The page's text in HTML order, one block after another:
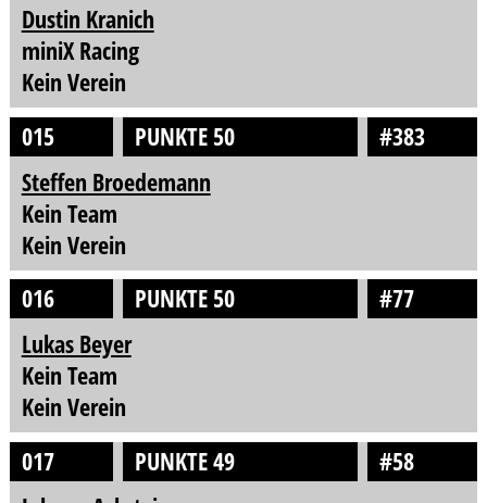
Dustin Kranich
miniX Racing
Kein Verein
015
PUNKTE 50
#383
Steffen Broedemann
Kein Team
Kein Verein
016
PUNKTE 50
#77
Lukas Beyer
Kein Team
Kein Verein
017
PUNKTE 49
#58